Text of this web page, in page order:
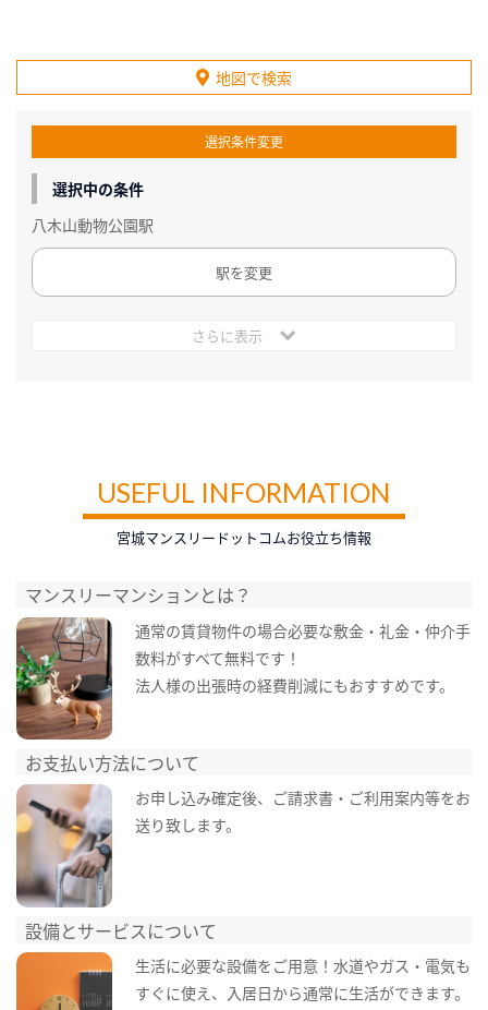
地図で検索
選択条件変更
選択中の条件
八木山動物公園駅
駅を変更
さらに表示
USEFUL INFORMATION
宮城マンスリードットコムお役立ち情報
マンスリーマンションとは？
通常の賃貸物件の場合必要な敷金・礼金・仲介手
数料がすべて無料です！
法人様の出張時の経費削減にもおすすめです。
お支払い方法について
お申し込み確定後、ご請求書・ご利用案内等をお
送り致します。
設備とサービスについて
生活に必要な設備をご用意！水道やガス・電気も
すぐに使え、入居日から通常に生活ができます。